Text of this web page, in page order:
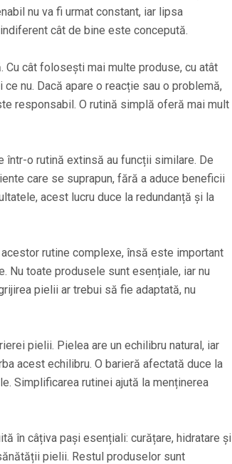
nu va fi urmat constant, iar lipsa
cât de bine este concepută.
cât folosești mai multe produse, cu atât
nu. Dacă apare o reacție sau o problemă,
responsabil. O rutină simplă oferă mai mult
într-o rutină extinsă au funcții similare. De
care se suprapun, fără a aduce beneficii
acest lucru duce la redundanță și la
rutine complexe, însă este important
Nu toate produsele sunt esențiale, iar nu
pielii ar trebui să fie adaptată, nu
pielii. Pielea are un echilibru natural, iar
acest echilibru. O barieră afectată duce la
Simplificarea rutinei ajută la menținerea
în câțiva pași esențiali: curățare, hidratare și
pielii. Restul produselor sunt